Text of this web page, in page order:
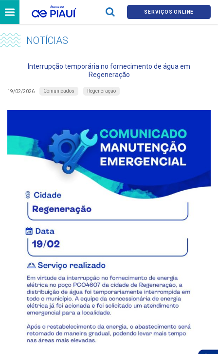
SERVIÇOS ONLINE
NOTÍCIAS
Interrupção temporária no fornecimento de água em
Regeneração
19/02/2026 Comunicados Regeneração